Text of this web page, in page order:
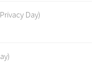
Day)